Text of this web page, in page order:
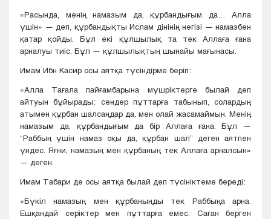
«Расында, менің намазым да, құрбандығым да… Алла
үшін» — деп, құрбандықты Ислам дінінің негізі — намазбен
қатар қойды. Бұл екі құлшылық та тек Аллаға ғана
арналуы тиіс. Бұл — құлшылықтың шынайы мағынасы.
Имам Ибн Касир осы аятқа түсіндірме беріп:
«Алла Тағала пайғамбарына мүшріктерге былай деп
айтуын бұйырады: сендер пұттарға табынып, солардың
атымен құрбан шалсаңдар да, мен олай жасамаймын. Менің
намазым да, құрбандығым да бір Аллаға ғана. Бұл —
“Раббың үшін намаз оқы да, құрбан шал” деген аятпен
үндес. Яғни, намазың мен құрбаның тек Аллаға арналсын»
— деген.
Имам Табари де осы аятқа былай деп түсініктеме береді:
«Бүкіл намазың мен құрбаныңды тек Раббыңа арна.
Ешқандай серіктер мен пұттарға емес. Саған берген